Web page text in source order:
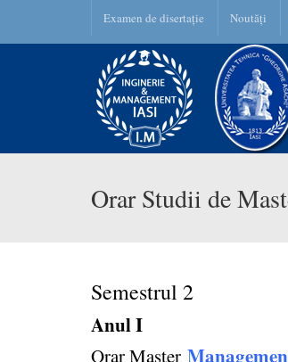
Examen de disertație Noutăți
Orar Studii de
Semestrul 2
Anul I
Orar Master